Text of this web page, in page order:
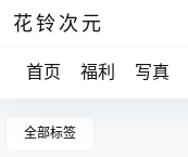
花铃次元
首页 福利 写真
全部标签